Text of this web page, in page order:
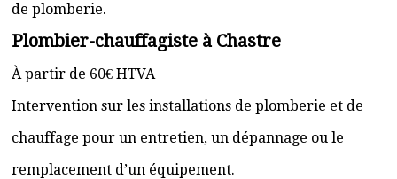
de plomberie.
Plombier-chauffagiste à Chastre
À partir de 60€ HTVA
Intervention sur les installations de plomberie et de
chauffage pour un entretien, un dépannage ou le
remplacement d’un équipement.